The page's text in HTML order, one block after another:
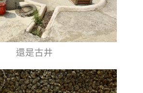
還是古井